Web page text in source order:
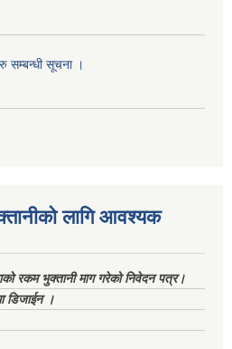
सम्बन्धी सूचना ।
लागि आवश्यक
रकम भुक्तानी माग गरेको निवेदन पत्र।
डिजाईन ।